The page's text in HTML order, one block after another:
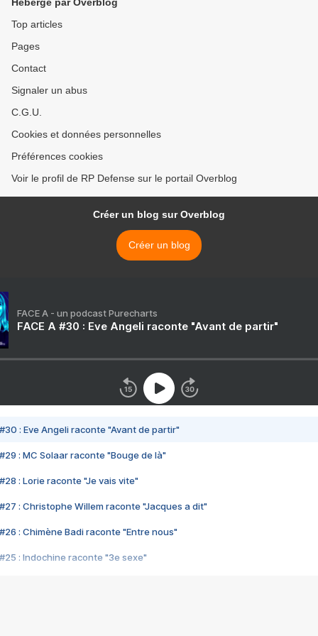
Top articles
Pages
Contact
Signaler un abus
C.G.U.
Cookies et données personnelles
Préférences cookies
Voir le profil de RP Defense sur le portail Overblog
Créer un blog sur Overblog
Créer un blog
FACE A - un podcast Purecharts
FACE A #30 : Eve Angeli raconte "Avant de partir"
#30 : Eve Angeli raconte "Avant de partir"
#29 : MC Solaar raconte "Bouge de là"
#28 : Lorie raconte "Je vais vite"
#27 : Christophe Willem raconte "Jacques a dit"
#26 : Chimène Badi raconte "Entre nous"
#25 : Indochine raconte "3e sexe"